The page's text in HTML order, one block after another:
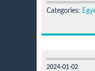
Categories:
2024-01-02